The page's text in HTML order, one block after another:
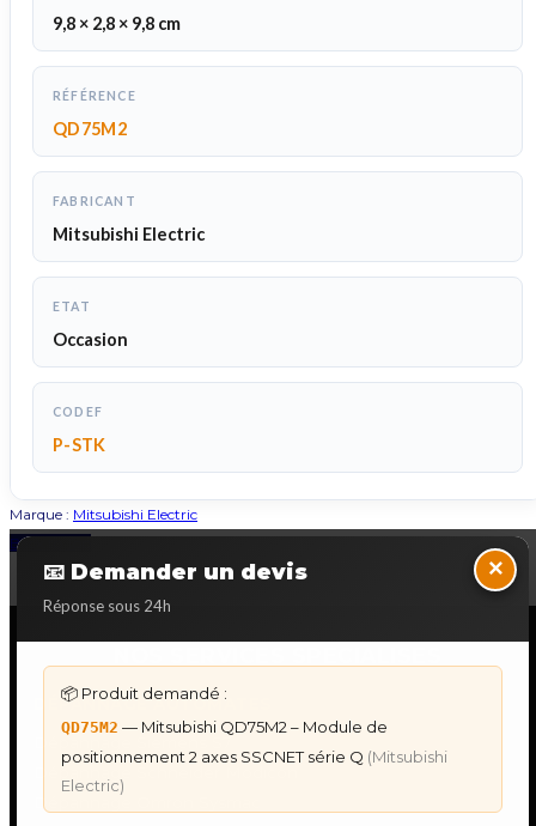
9,8 × 2,8 × 9,8 cm
RÉFÉRENCE
QD75M2
FABRICANT
Mitsubishi Electric
ETAT
Occasion
CODEF
P-STK
Marque : Mitsubishi Electric
📧 Demander un devis
Réponse sous 24h
×
📦 Produit demandé :
QD75M2 — Mitsubishi QD75M2 – Module de
positionnement 2 axes SSCNET série Q (Mitsubishi
Electric)
Back to Top
DÉPANNAGE AUTOMATES
Dépannage Schneider Modicon